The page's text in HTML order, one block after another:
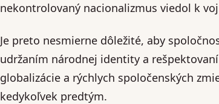
nekontrolovaný nacionalizmus viedol k
Je preto nesmierne dôležité, aby
udržaním národnej identity a
globalizácie a rýchlych spoločenských
kedykoľvek predtým.